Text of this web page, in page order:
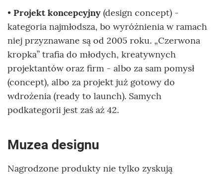
• Projekt koncepcyjny (design concept) -
kategoria najmłodsza, bo wyróżnienia w ramach
niej przyznawane są od 2005 roku. „Czerwona
kropka” trafia do młodych, kreatywnych
projektantów oraz firm - albo za sam pomysł
(concept), albo za projekt już gotowy do
wdrożenia (ready to launch). Samych
podkategorii jest zaś aż 42.
Muzea designu
Nagrodzone produkty nie tylko zyskują